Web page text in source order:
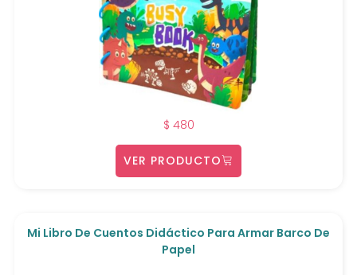
$ 480
VER PRODUCTO
Mi Libro De Cuentos Didáctico Para Armar Barco De
Papel